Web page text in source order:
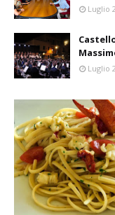
Luglio
Luglio